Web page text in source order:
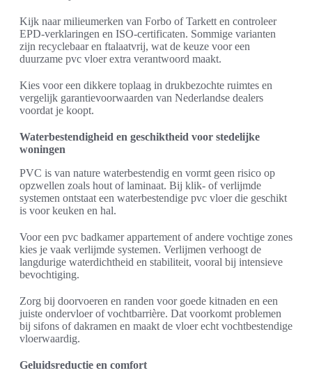
Kijk naar milieumerken van Forbo of Tarkett en controleer
EPD-verklaringen en ISO-certificaten. Sommige varianten
zijn recyclebaar en ftalaatvrij, wat de keuze voor een
duurzame pvc vloer extra verantwoord maakt.
Kies voor een dikkere toplaag in drukbezochte ruimtes en
vergelijk garantievoorwaarden van Nederlandse dealers
voordat je koopt.
Waterbestendigheid en geschiktheid voor stedelijke
woningen
PVC is van nature waterbestendig en vormt geen risico op
opzwellen zoals hout of laminaat. Bij klik- of verlijmde
systemen ontstaat een waterbestendige pvc vloer die geschikt
is voor keuken en hal.
Voor een pvc badkamer appartement of andere vochtige zones
kies je vaak verlijmde systemen. Verlijmen verhoogt de
langdurige waterdichtheid en stabiliteit, vooral bij intensieve
bevochtiging.
Zorg bij doorvoeren en randen voor goede kitnaden en een
juiste ondervloer of vochtbarrière. Dat voorkomt problemen
bij sifons of dakramen en maakt de vloer echt vochtbestendige
vloerwaardig.
Geluidsreductie en comfort